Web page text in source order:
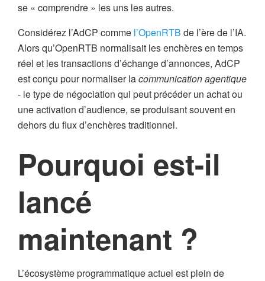
se « comprendre » les uns les autres.
Considérez l’AdCP comme l’OpenRTB de l’ère de l’IA.
Alors qu’OpenRTB normalisait les enchères en temps
réel et les transactions d’échange d’annonces, AdCP
est conçu pour normaliser lacommunication agentique
- le type de négociation qui peut précéder un achat ou
une activation d’audience, se produisant souvent en
dehors du flux d’enchères traditionnel.
Pourquoi est-il
lancé
maintenant ?
L’écosystème programmatique actuel est plein de